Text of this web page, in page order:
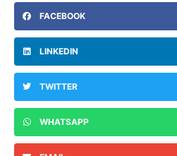
FACEBOOK
LINKEDIN
TWITTER
WHATSAPP